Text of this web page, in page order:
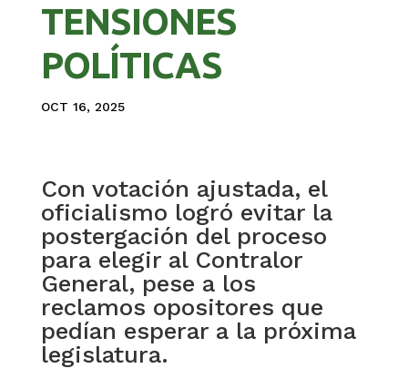
TENSIONES
POLÍTICAS
OCT 16, 2025
Con votación ajustada, el
oficialismo logró evitar la
postergación del proceso
para elegir al Contralor
General, pese a los
reclamos opositores que
pedían esperar a la próxima
legislatura.